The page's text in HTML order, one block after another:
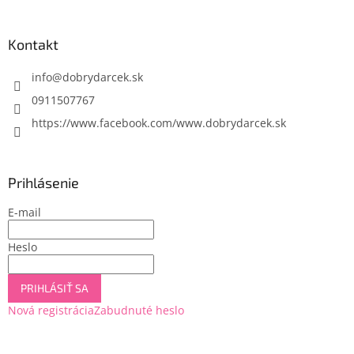
Kontakt
info@dobrydarcek.sk
0911507767
https://www.facebook.com/www.dobrydarcek.sk
Prihlásenie
E-mail
Heslo
PRIHLÁSIŤ SA
Nová registráciaZabudnuté heslo